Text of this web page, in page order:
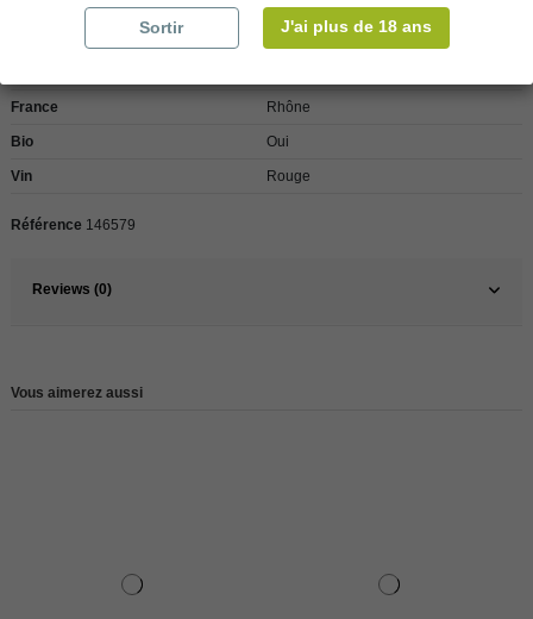
France Rhône
Bio Oui
Vin Rouge
Référence 146579
Reviews (0)
Vous aimerez aussi
Sortir J'ai plus de 18 ans